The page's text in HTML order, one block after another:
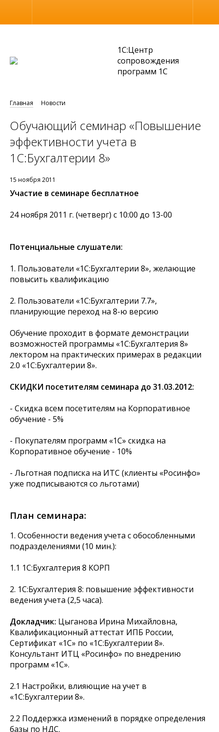
1С:Центр
сопровождения
программ 1С
Главная Новости
Обучающий семинар «Повышение
эффективности учета в
1С:Бухгалтерии 8»
15 ноября 2011
Участие в семинаре бесплатное
24 ноября 2011 г. (четверг) с 10:00 до 13-00
Потенциальные слушатели:
1. Пользователи «1С:Бухгалтерии 8», желающие
повысить квалификацию
2. Пользователи «1С:Бухгалтерии 7.7»,
планирующие переход на 8-ю версию
Обучение проходит в формате демонстрации
возможностей программы «1С:Бухгалтерия 8»
лектором на практических примерах в редакции
2.0 «1С:Бухгалтерии 8».
СКИДКИ посетителям семинара до 31.03.2012:
- Скидка всем посетителям на Корпоративное
обучение - 5%
- Покупателям программ «1С» скидка на
Корпоративное обучение - 10%
- Льготная подписка на ИТС (клиенты «Росинфо»
уже подписываются со льготами)
План семинара:
1. Особенности ведения учета с обособленными
подразделениями (10 мин.):
1.1 1С:Бухгалтерия 8 КОРП
2. 1С:Бухгалтерия 8: повышение эффективности
ведения учета (2,5 часа).
Докладчик: Цыганова Ирина Михайловна,
Квалификационный аттестат ИПБ России,
Сертификат «1С» по «1С:Бухгалтерии 8».
Консультант ИТЦ «Росинфо» по внедрению
программ «1С».
2.1 Настройки, влияющие на учет в
«1С:Бухгалтерии 8».
2.2 Поддержка изменений в порядке определения
базы по НДС.